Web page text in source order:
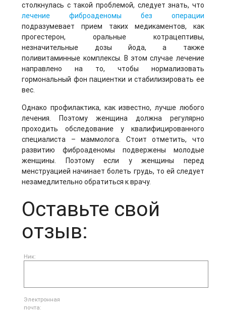
столкнулась с такой проблемой, следует знать, что
лечение фиброаденомы без операции
подразумевает прием таких медикаментов, как
прогестерон, оральные котрацептивы,
незначительные дозы йода, а также
поливитаминные комплексы. В этом случае лечение
направлено на то, чтобы нормализовать
гормональный фон пациентки и стабилизировать ее
вес.
Однако профилактика, как известно, лучше любого
лечения. Поэтому женщина должна регулярно
проходить обследование у квалифицированного
специалиста – маммолога. Стоит отметить, что
развитию фиброаденомы подвержены молодые
женщины. Поэтому если у женщины перед
менструацией начинает болеть грудь, то ей следует
незамедлительно обратиться к врачу.
Оставьте свой
отзыв:
Ник:
Электронная
почта: